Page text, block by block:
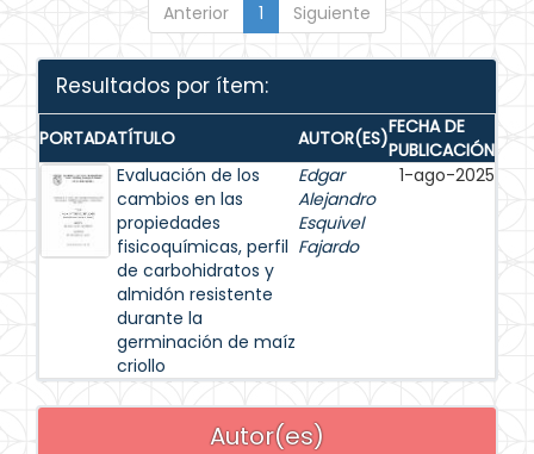
Anterior 1 Siguiente
Resultados por ítem:
PORTADATÍTULO AUTOR(ES)FECHA DE
PUBLICACIÓN
Evaluación de los
cambios en las
propiedades
fisicoquímicas, perfil
de carbohidratos y
almidón resistente
durante la
germinación de maíz
criollo
Edgar
Alejandro
Esquivel
Fajardo
1-ago-2025
Autor(es)